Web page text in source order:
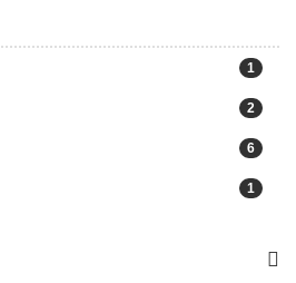
1
2
6
1